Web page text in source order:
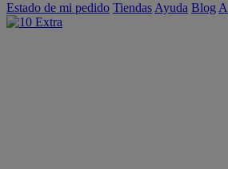
Estado de mi pedido Tiendas Ayuda Blog